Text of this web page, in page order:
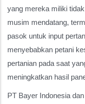
yang mereka miliki
musim mendatang,
pasok untuk input
menyebabkan petani
pertanian pada saat
meningkatkan hasil
PT Bayer Indonesia